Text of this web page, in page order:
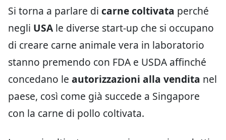
Si torna a parlare di carne coltivata perché
negli USA le diverse start-up che si occupano
di creare carne animale vera in laboratorio
stanno premendo con FDA e USDA affinché
concedano le autorizzazioni alla vendita nel
paese, così come già succede a Singapore
con la carne di pollo coltivata.